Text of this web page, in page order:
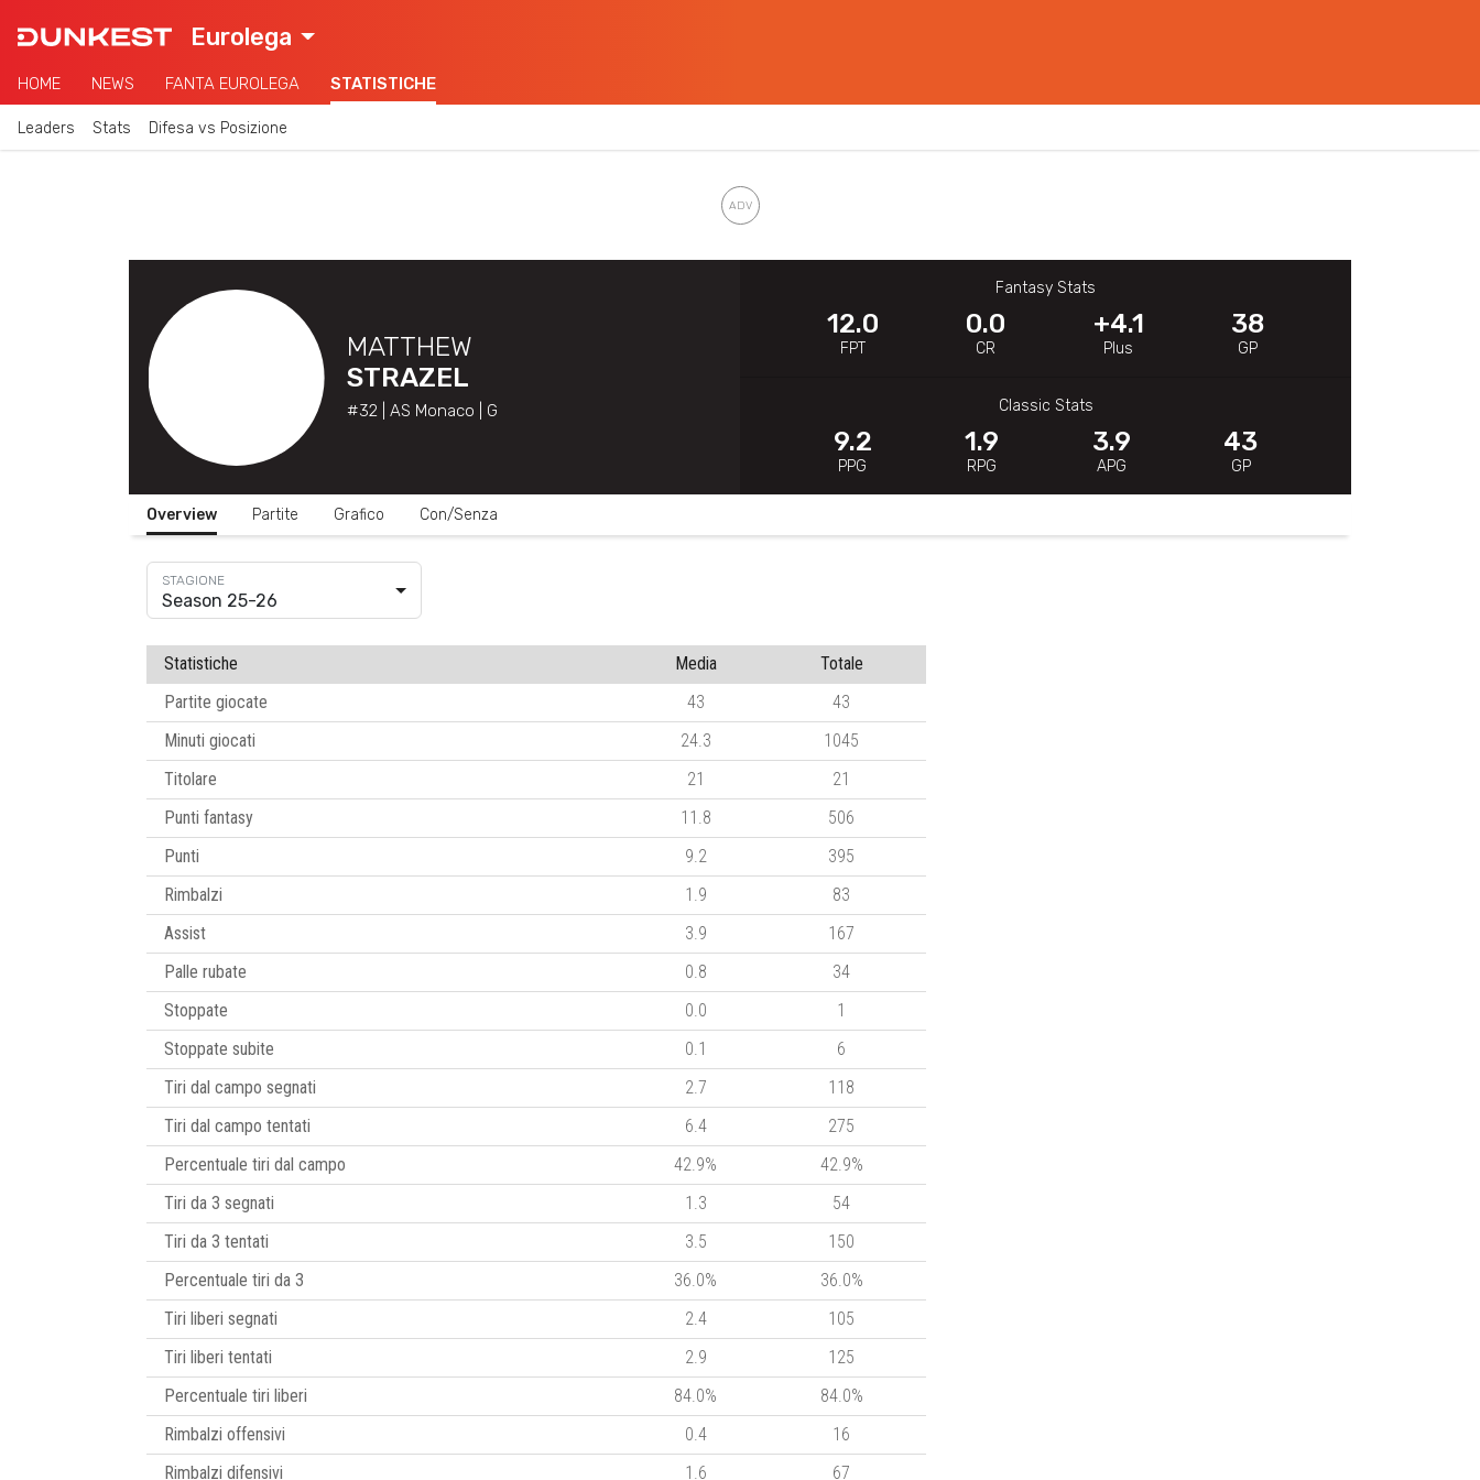
Eurolega
HOME NEWS FANTA EUROLEGA STATISTICHE
Leaders Stats Difesa vs Posizione
MATTHEW
STRAZEL
#32 | AS Monaco | G
Fantasy Stats
12.0
FPT
0.0
CR
+4.1
Plus
38
GP
Classic Stats
9.2
PPG
1.9
RPG
3.9
APG
43
GP
Overview Partite Grafico Con/Senza
Season 25-26
Statistiche Media
Totale
Partite giocate
43
43
Minuti giocati
24.3
1045
Titolare
21
21
Punti fantasy
11.8
506
Punti
9.2
395
Rimbalzi
1.9
83
Assist
3.9
167
Palle rubate
0.8
34
Stoppate
0.0
1
Stoppate subite
0.1
6
Tiri dal campo segnati
2.7
118
Tiri dal campo tentati
6.4
275
Percentuale tiri dal campo
42.9%
42.9%
Tiri da 3 segnati
1.3
54
Tiri da 3 tentati
3.5
150
Percentuale tiri da 3
36.0%
36.0%
Tiri liberi segnati
2.4
105
Tiri liberi tentati
2.9
125
Percentuale tiri liberi
84.0%
84.0%
Rimbalzi offensivi
0.4
16
Rimbalzi difensivi
1.6 67